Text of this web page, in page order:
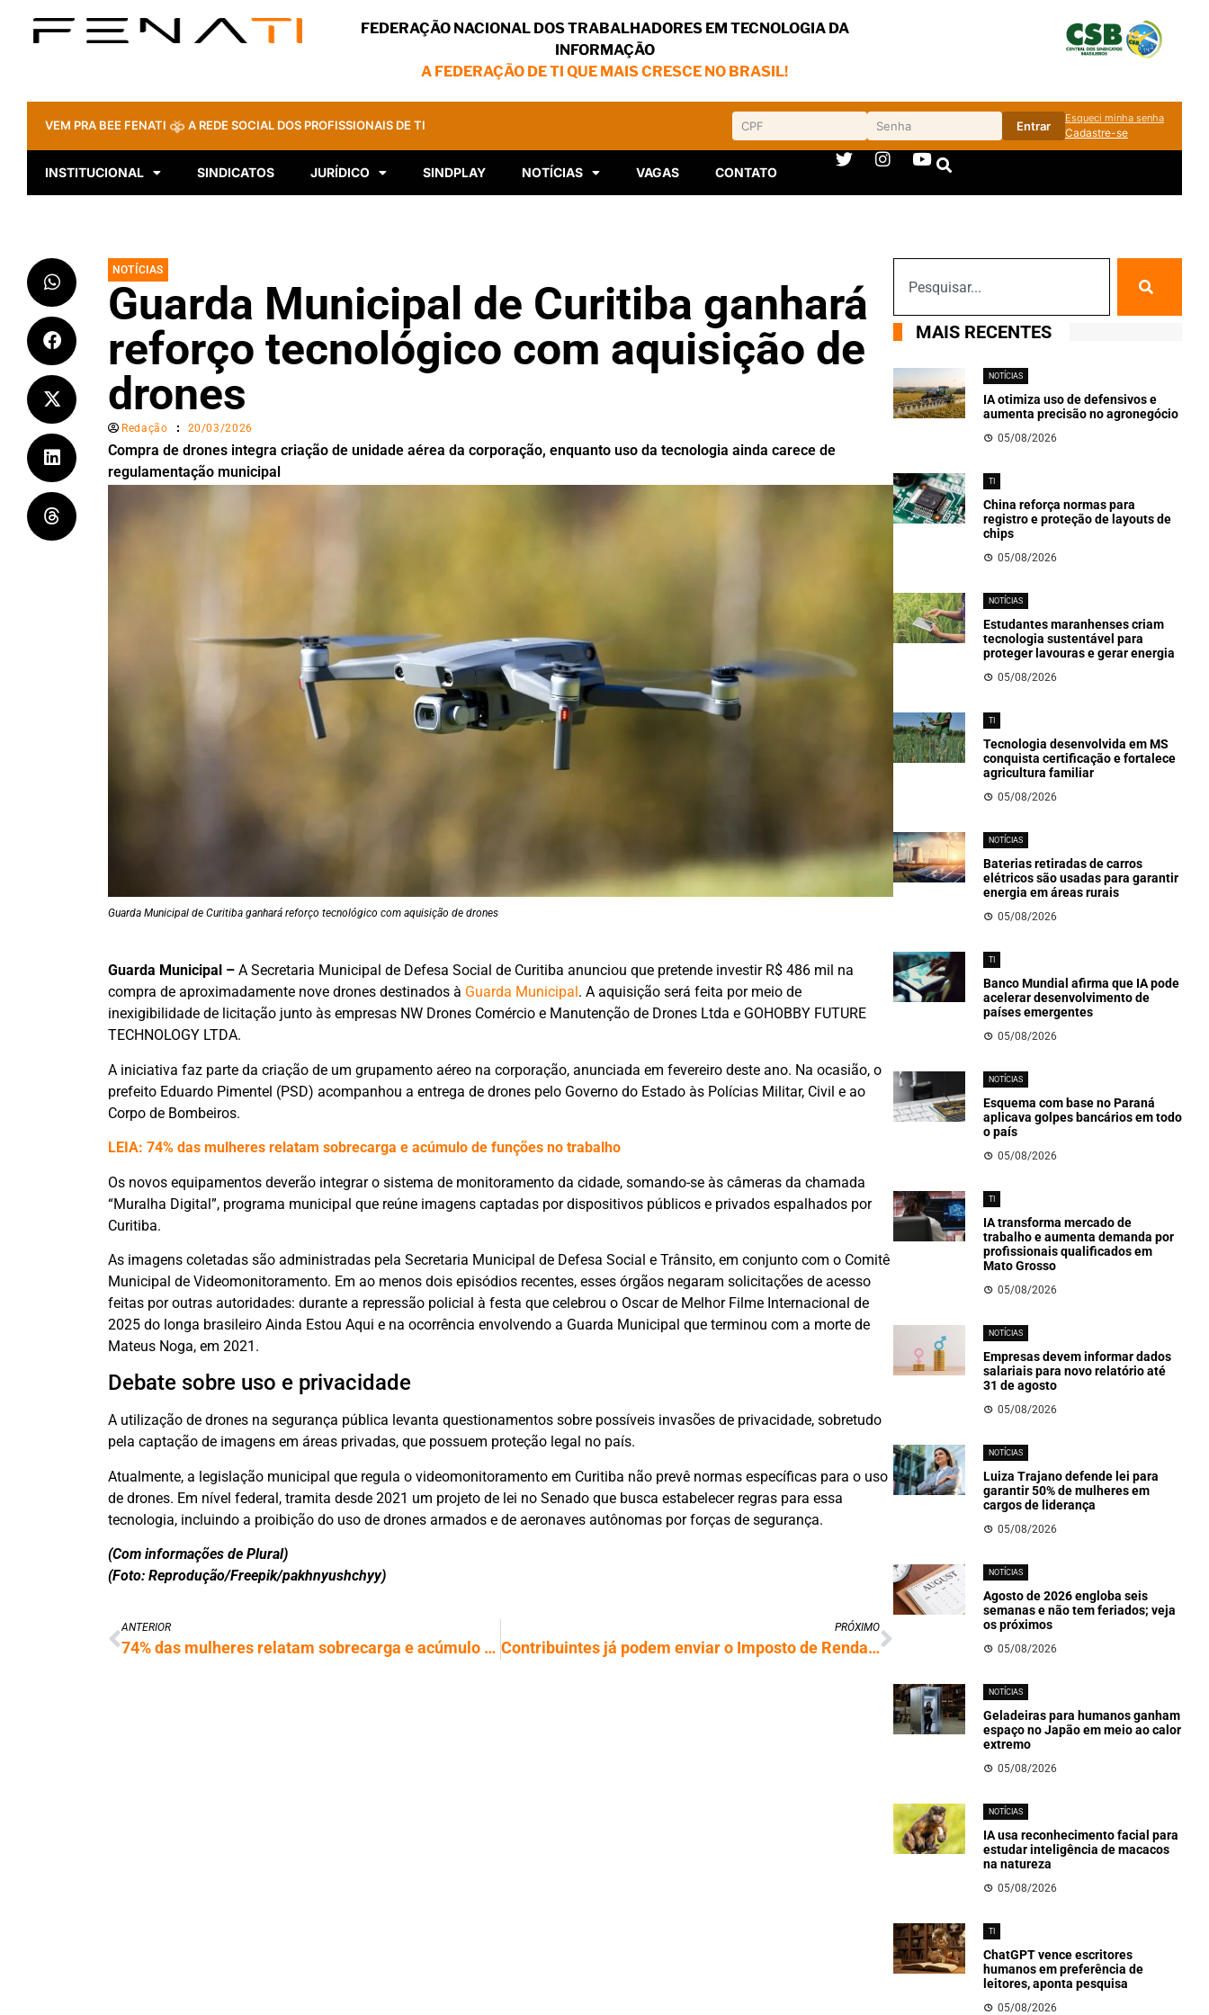
FEDERAÇÃO NACIONAL DOS TRABALHADORES EM TECNOLOGIA DA
INFORMAÇÃO
A FEDERAÇÃO DE TI QUE MAIS CRESCE NO BRASIL!
VEM PRA BEE FENATI A REDE SOCIAL DOS PROFISSIONAIS DE TI Entrar
Esqueci minha senha
Cadastre-se
INSTITUCIONAL SINDICATOS JURÍDICO SINDPLAY NOTÍCIAS VAGAS CONTATO
NOTÍCIAS
Guarda Municipal de Curitiba ganhará
reforço tecnológico com aquisição de
drones
Redação 20/03/2026
Compra de drones integra criação de unidade aérea da corporação, enquanto uso da tecnologia ainda carece de
regulamentação municipal
Guarda Municipal de Curitiba ganhará reforço tecnológico com aquisição de drones
Guarda Municipal –A Secretaria Municipal de Defesa Social de Curitiba anunciou que pretende investir R$ 486 mil na
compra de aproximadamente nove drones destinados à Guarda Municipal . A aquisição será feita por meio de
inexigibilidade de licitação junto às empresas NW Drones Comércio e Manutenção de Drones Ltda e GOHOBBY FUTURE
TECHNOLOGY LTDA.
A iniciativa faz parte da criação de um grupamento aéreo na corporação, anunciada em fevereiro deste ano. Na ocasião, o
prefeito Eduardo Pimentel (PSD) acompanhou a entrega de drones pelo Governo do Estado às Polícias Militar, Civil e ao
Corpo de Bombeiros.
LEIA: 74% das mulheres relatam sobrecarga e acúmulo de funções no trabalho
Os novos equipamentos deverão integrar o sistema de monitoramento da cidade, somando-se às câmeras da chamada
“Muralha Digital”, programa municipal que reúne imagens captadas por dispositivos públicos e privados espalhados por
Curitiba.
As imagens coletadas são administradas pela Secretaria Municipal de Defesa Social e Trânsito, em conjunto com o Comitê
Municipal de Videomonitoramento. Em ao menos dois episódios recentes, esses órgãos negaram solicitações de acesso
feitas por outras autoridades: durante a repressão policial à festa que celebrou o Oscar de Melhor Filme Internacional de
2025 do longa brasileiro Ainda Estou Aqui e na ocorrência envolvendo a Guarda Municipal que terminou com a morte de
Mateus Noga, em 2021.
Debate sobre uso e privacidade
A utilização de drones na segurança pública levanta questionamentos sobre possíveis invasões de privacidade, sobretudo
pela captação de imagens em áreas privadas, que possuem proteção legal no país.
Atualmente, a legislação municipal que regula o videomonitoramento em Curitiba não prevê normas específicas para o uso
de drones. Em nível federal, tramita desde 2021 um projeto de lei no Senado que busca estabelecer regras para essa
tecnologia, incluindo a proibição do uso de drones armados e de aeronaves autônomas por forças de segurança.
(Com informações de Plural)
(Foto: Reprodução/Freepik/pakhnyushchyy)
ANTERIOR
74% das mulheres relatam sobrecarga e acúmulo de funções no trabalho
PRÓXIMO
Contribuintes já podem enviar o Imposto de Renda 2026; saiba regras
MAIS RECENTES
NOTÍCIAS
IA otimiza uso de defensivos e
aumenta precisão no agronegócio
05/08/2026
TI
China reforça normas para
registro e proteção de layouts de
chips
05/08/2026
NOTÍCIAS
Estudantes maranhenses criam
tecnologia sustentável para
proteger lavouras e gerar energia
05/08/2026
TI
Tecnologia desenvolvida em MS
conquista certificação e fortalece
agricultura familiar
05/08/2026
NOTÍCIAS
Baterias retiradas de carros
elétricos são usadas para garantir
energia em áreas rurais
05/08/2026
TI
Banco Mundial afirma que IA pode
acelerar desenvolvimento de
países emergentes
05/08/2026
NOTÍCIAS
Esquema com base no Paraná
aplicava golpes bancários em todo
o país
05/08/2026
TI
IA transforma mercado de
trabalho e aumenta demanda por
profissionais qualificados em
Mato Grosso
05/08/2026
NOTÍCIAS
Empresas devem informar dados
salariais para novo relatório até
31 de agosto
05/08/2026
NOTÍCIAS
Luiza Trajano defende lei para
garantir 50% de mulheres em
cargos de liderança
05/08/2026
NOTÍCIAS
Agosto de 2026 engloba seis
semanas e não tem feriados; veja
os próximos
05/08/2026
NOTÍCIAS
Geladeiras para humanos ganham
espaço no Japão em meio ao calor
extremo
05/08/2026
NOTÍCIAS
IA usa reconhecimento facial para
estudar inteligência de macacos
na natureza
05/08/2026
TI
ChatGPT vence escritores
humanos em preferência de
leitores, aponta pesquisa
05/08/2026